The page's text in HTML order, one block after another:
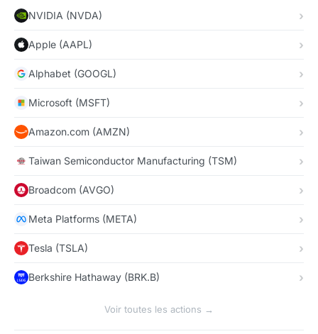
NVIDIA (NVDA)
Apple (AAPL)
Alphabet (GOOGL)
Microsoft (MSFT)
Amazon.com (AMZN)
Taiwan Semiconductor Manufacturing (TSM)
Broadcom (AVGO)
Meta Platforms (META)
Tesla (TSLA)
Berkshire Hathaway (BRK.B)
Voir toutes les actions →